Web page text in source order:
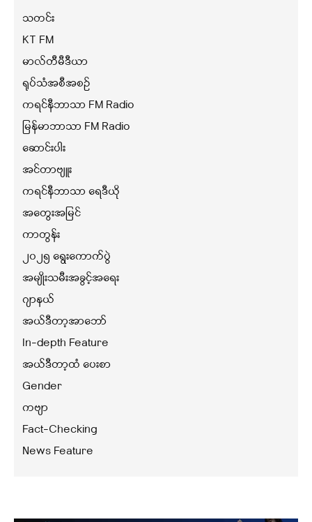
သတင်း
KT FM
မာလ်တီမီဒီယာ
ရုပ်သံအစီအစဉ်
ကရင်နီဘာသာ FM Radio
မြန်မာဘာသာ FM Radio
ဆောင်းပါး
အင်တာဗျူး
ကရင်နီဘာသာ ရေဒီယို
အတွေးအမြင်
ကာတွန်း
၂၀၂၅ ရွေးကောက်ပွဲ
အမျိုးသမီးအခွင့်အရေး
ဂျာနယ်
အယ်ဒီတာ့အာဘော်
In-depth Feature
အယ်ဒီတာ့ထံ ပေးစာ
Gender
ကဗျာ
Fact-Checking
News Feature